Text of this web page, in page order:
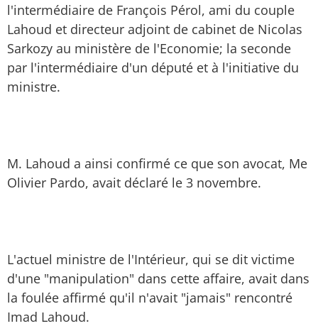
l'intermédiaire de François Pérol, ami du couple
Lahoud et directeur adjoint de cabinet de Nicolas
Sarkozy au ministère de l'Economie; la seconde
par l'intermédiaire d'un député et à l'initiative du
ministre.
M. Lahoud a ainsi confirmé ce que son avocat, Me
Olivier Pardo, avait déclaré le 3 novembre.
L'actuel ministre de l'Intérieur, qui se dit victime
d'une "manipulation" dans cette affaire, avait dans
la foulée affirmé qu'il n'avait "jamais" rencontré
Imad Lahoud.